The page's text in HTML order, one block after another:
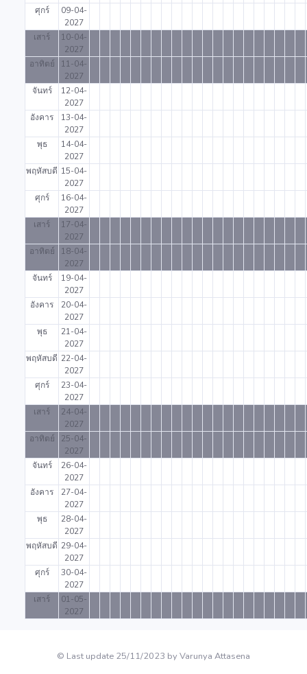
ศุกร์
09-04-
2027
เสาร์
10-04-
2027
อาทิตย์
11-04-
2027
จันทร์
12-04-
2027
อังคาร
13-04-
2027
พุธ
14-04-
2027
พฤหัสบดี 15-04-
2027
ศุกร์
16-04-
2027
เสาร์
17-04-
2027
อาทิตย์
18-04-
2027
จันทร์
19-04-
2027
อังคาร
20-04-
2027
พุธ
21-04-
2027
พฤหัสบดี 22-04-
2027
ศุกร์
23-04-
2027
เสาร์
24-04-
2027
อาทิตย์
25-04-
2027
จันทร์
26-04-
2027
อังคาร
27-04-
2027
พุธ
28-04-
2027
พฤหัสบดี 29-04-
2027
ศุกร์
30-04-
2027
เสาร์
01-05-
2027
© Last update 25/11/2023 by Varunya Attasena